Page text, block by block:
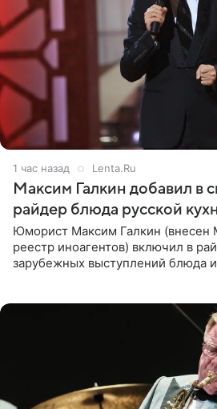
1 час назад Lenta.Ru
Максим Галкин добавил в
райдер блюда русской
Юморист Максим Галкин
реестр иноагентов) включил в
зарубежных выступлений блюда